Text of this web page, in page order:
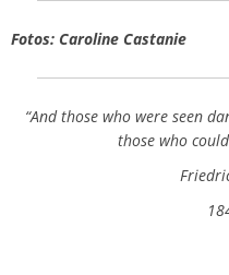
Fotos: Caroline Castanie
“And those who were seen
those who